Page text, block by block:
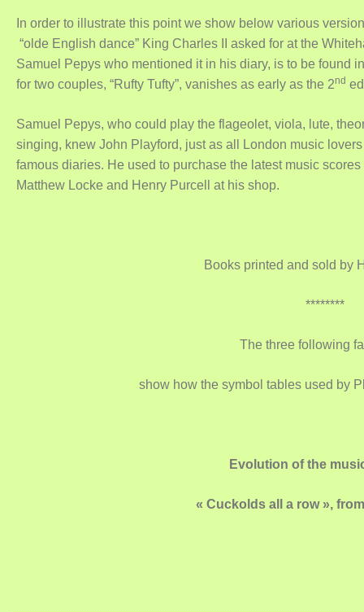
In order to illustrate this point we show below various
“olde English dance” King Charles II asked for at the
Samuel Pepys who mentioned it in his diary, is to be found
for two couples, “Rufty Tufty”, vanishes as early as the 2nd
Samuel Pepys, who could play the flageolet, viola, lute,
singing, knew John Playford, just as all London music
famous diaries. He used to purchase the latest music
Matthew Locke and Henry Purcell at his shop.
Books printed and sold by
********
The three following
show how the symbol tables used by
Evolution of the
« Cuckolds all a row »,